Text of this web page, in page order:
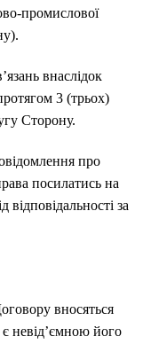
промислової
внаслідок
3 (трьох)
Сторону.
про
посилатись на
відповідальності за
вносяться
невід’ємною його